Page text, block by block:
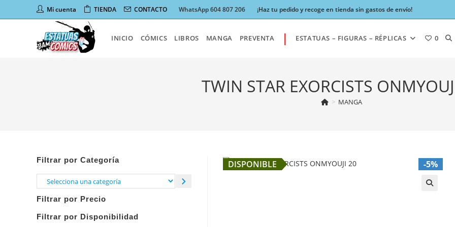
al
Mi cuenta TIENDA CONTACTO WhatsApp 604 807 206 ¡Haz tu pedido y recoge en tienda sin gastos de envío!
INICIO CÓMICS LIBROS MANGA PREVENTA | ESTATUAS – FIGURAS – RÉPLICAS 0
TWIN STAR EXORCISTS
> MANGA
DISPONIBLE -5%
Filtrar por Categoría
Selecciona
categoría
Filtrar por Precio
Filtrar por Disponibilidad